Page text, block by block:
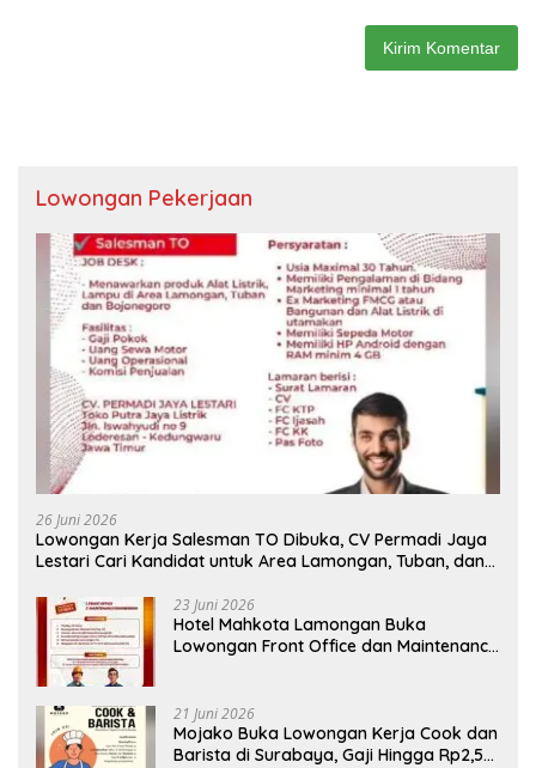
Lowongan Pekerjaan
26 Juni 2026
Lowongan Kerja Salesman TO Dibuka, CV Permadi Jaya
Lestari Cari Kandidat untuk Area Lamongan, Tuban, dan
23 Juni 2026
Hotel Mahkota Lamongan Buka
Lowongan Front Office dan Maintenance
21 Juni 2026
Mojako Buka Lowongan Kerja Cook dan
Barista di Surabaya, Gaji Hingga Rp2,5